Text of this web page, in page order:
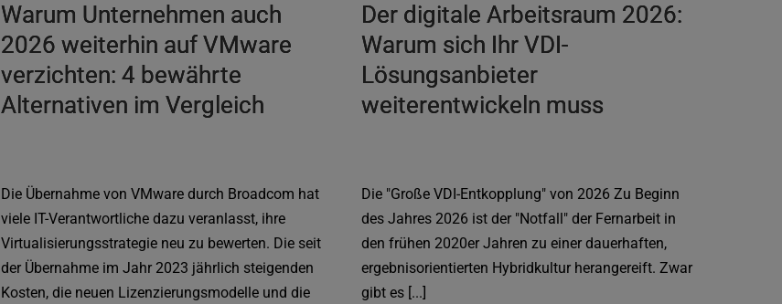
Warum Unternehmen auch
2026 weiterhin auf VMware
verzichten: 4 bewährte
Alternativen im Vergleich
Die Übernahme von VMware durch Broadcom hat
viele IT-Verantwortliche dazu veranlasst, ihre
Virtualisierungsstrategie neu zu bewerten. Die seit
der Übernahme im Jahr 2023 jährlich steigenden
Kosten, die neuen Lizenzierungsmodelle und die
Der digitale Arbeitsraum 2026:
Warum sich Ihr VDI-
Lösungsanbieter
weiterentwickeln muss
Die "Große VDI-Entkopplung" von 2026 Zu Beginn
des Jahres 2026 ist der "Notfall" der Fernarbeit in
den frühen 2020er Jahren zu einer dauerhaften,
ergebnisorientierten Hybridkultur herangereift. Zwar
gibt es [...]